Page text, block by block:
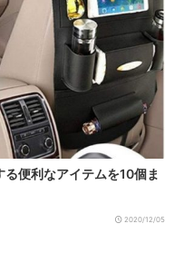
便利なアイテムを10個ま
2020/12/05